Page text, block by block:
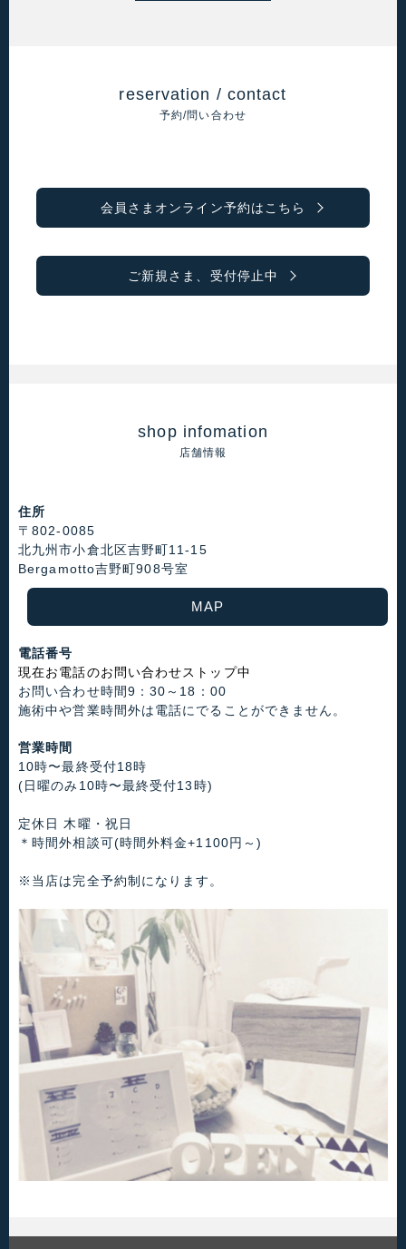
reservation / contact
予約/問い合わせ
会員さまオンライン予約はこちら
ご新規さま、受付停止中
shop infomation
店舗情報
住所
〒802-0085
北九州市小倉北区吉野町11-15
Bergamotto吉野町908号室
MAP
電話番号
現在お電話のお問い合わせストップ中
お問い合わせ時間9：30～18：00
施術中や営業時間外は電話にでることができません。
営業時間
10時〜最終受付18時
(日曜のみ10時〜最終受付13時)
定休日 木曜・祝日
＊時間外相談可(時間外料金+1100円～)
※当店は完全予約制になります。